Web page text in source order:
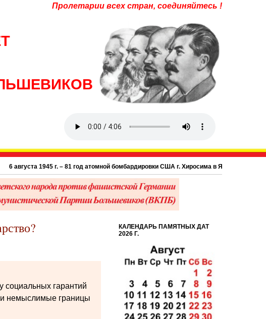
Пролетарии всех стран, соединяйтесь !
1945 г. – 81 год атомной бомбардировки США г. Хиросима в Японии.
социальных гарантий
немыслимые границы
КАЛЕНДАРЬ ПАМЯТНЫХ ДАТ
2026 Г.